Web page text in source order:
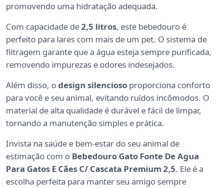
promovendo uma hidratação adequada.
Com capacidade de2,5 litros, este bebedouro é
perfeito para lares com mais de um pet. O sistema de
filtragem garante que a água esteja sempre purificada,
removendo impurezas e odores indesejados.
Além disso, odesign silencioso proporciona conforto
para você e seu animal, evitando ruídos incômodos. O
material de alta qualidade é durável e fácil de limpar,
tornando a manutenção simples e prática.
Invista na saúde e bem-estar do seu animal de
estimação com o Bebedouro Gato Fonte De Agua
Para Gatos E Cães C/ Cascata Premium 2,5. Ele é a
escolha perfeita para manter seu amigo sempre